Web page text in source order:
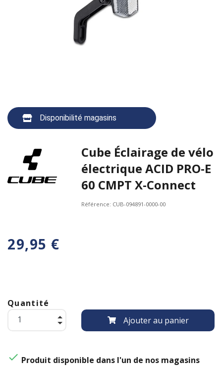
Disponibilité magasins
Cube Éclairage de vélo
électrique ACID PRO-E
60 CMPT X-Connect
Référence: CUB-094891-0000-00
29,95 €
Quantité
Ajouter au panier
 Produit disponible dans l'un de nos magasins